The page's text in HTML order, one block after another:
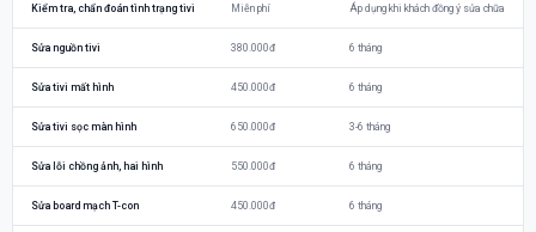
Kiểm tra, chẩn đoán tình trạng tivi Miễn phí Áp dụng khi khách đồng ý sửa chữa
Sửa nguồn tivi 380.000đ 6 tháng
Sửa tivi mất hình 450.000đ 6 tháng
Sửa tivi sọc màn hình 650.000đ 3-6 tháng
Sửa lỗi chồng ảnh, hai hình 550.000đ 6 tháng
Sửa board mạch T-con 450.000đ 6 tháng